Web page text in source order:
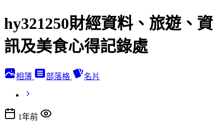
hy321250財經資料、旅遊、資
訊及美食心得記錄處
相簿 部落格 名片
1年前